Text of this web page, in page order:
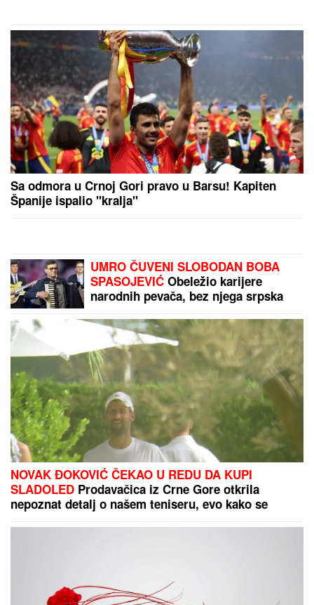
(VIDEO) ŠOK OBRT NAKON
BURNOG SUSRETA SA MILICOM NA
ADI BOJANI
Terza video Barbaru!
Dva puta pričali, a onda ga pozvala:
"Upisaću se kao otac"
SUSRET O KOJEM BRUJI SRBIJA
Aneli Ahmić stiže na suočavanje sa
Neriom i Hanom, fanovi se nadaju da
se u sve umeša i Sita Ahmić